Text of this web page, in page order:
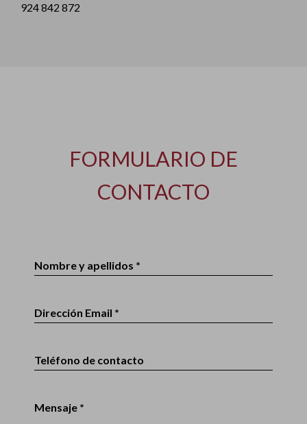
924 842 872
FORMULARIO DE
CONTACTO
Nombre y apellidos *
Dirección Email *
Teléfono de contacto
Mensaje *